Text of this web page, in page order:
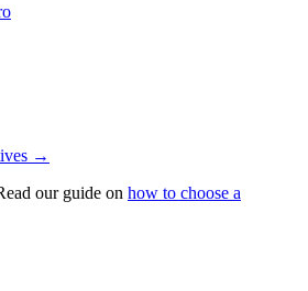
→
our guide on how to choose a